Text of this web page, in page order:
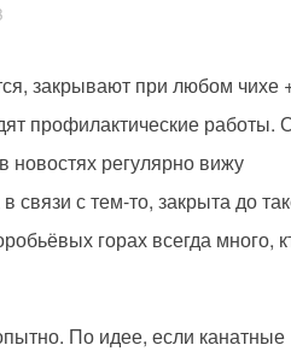
закрывают при любом чихе
профилактические работы.
новостях регулярно вижу
связи с тем-то, закрыта до
горах всегда много,
По идее, если канатные